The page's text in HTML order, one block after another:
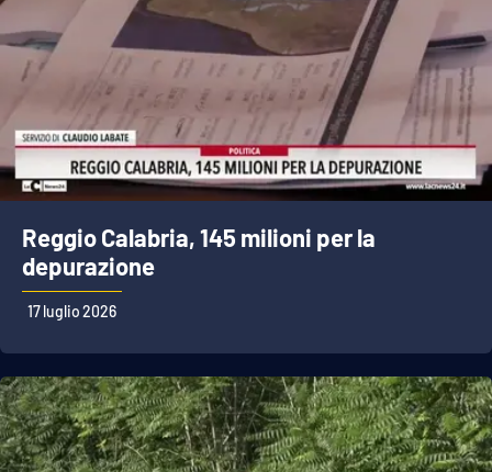
Reggio Calabria, 145 milioni per la
depurazione
17 luglio 2026